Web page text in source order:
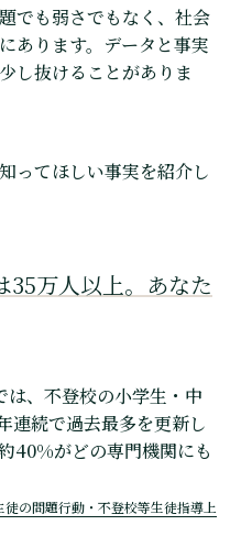
でも弱さでもなく、社会
あります。データと事実
し抜けることがありま
ってほしい事実を紹介し
35万人以上。あなた
、不登校の小学生・中
連続で過去最多を更新し
40%がどの専門機関にも
徒の問題行動・不登校等生徒指導上